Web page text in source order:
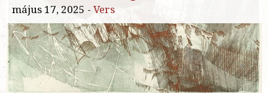
május 17, 2025 - Vers